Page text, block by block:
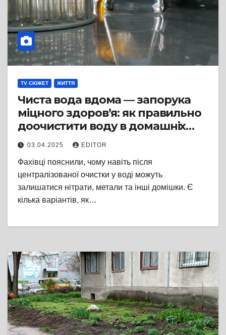
TV СЮЖЕТ ЖИТТЯ
Чиста вода вдома — запорука
міцного здоров’я: як правильно
доочистити воду в домашніх
умовах
03.04.2025 EDITOR
Фахівці пояснили, чому навіть після
централізованої очистки у воді можуть
залишатися нітрати, метали та інші домішки. Є
кілька варіантів, як…